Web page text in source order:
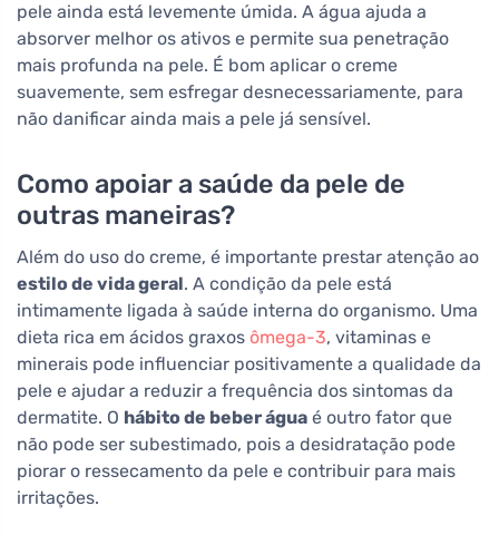
pele ainda está levemente úmida. A água ajuda a
absorver melhor os ativos e permite sua penetração
mais profunda na pele. É bom aplicar o creme
suavemente, sem esfregar desnecessariamente, para
não danificar ainda mais a pele já sensível.
Como apoiar a saúde da pele de
outras maneiras?
Além do uso do creme, é importante prestar atenção ao
estilo de vida geral. A condição da pele está
intimamente ligada à saúde interna do organismo. Uma
dieta rica em ácidos graxos ômega-3, vitaminas e
minerais pode influenciar positivamente a qualidade da
pele e ajudar a reduzir a frequência dos sintomas da
dermatite. O hábito de beber água é outro fator que
não pode ser subestimado, pois a desidratação pode
piorar o ressecamento da pele e contribuir para mais
irritações.